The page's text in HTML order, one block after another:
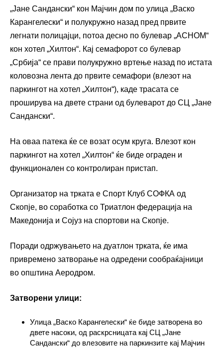
„Јане Сандански“ кон Мајчин дом по улица „Васко
Карангелески“ и полукружно назад пред првите
легнати полицајци, потоа десно по булевар „АСНОМ“
кон хотел „Хилтон“. Кај семафорот со булевар
„Србија“ се прави полукружно вртење назад по истата
коловозна лента до првите семафори (влезот на
паркингот на хотел „Хилтон“), каде трасата се
проширува на двете страни од булеварот до СЦ „Јане
Сандански“.
На оваа патека ќе се возат осум круга. Влезот кон
паркингот на хотел „Хилтон“ ќе биде ограден и
функционален со контролиран пристап.
Организатор на трката е Спорт Клуб СОФКА од
Скопје, во соработка со Триатлон федерација на
Македонија и Сојуз на спортови на Скопје.
Поради одржувањето на дуатлон трката, ќе има
привремено затворање на одредени сообраќајници
во општина Аеродром.
Затворени улици:
Улица „Васко Карангелески“ ќе биде затворена во
двете насоки, од раскрсницата кај СЦ „Јане
Сандански“ до влезовите на паркинзите кај Мајчин